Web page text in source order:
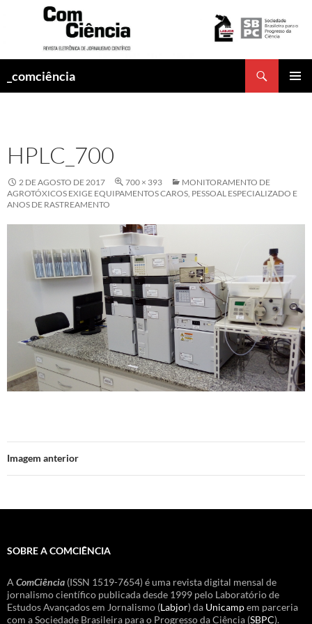
_comciência
HPLC_700
2 DE AGOSTO DE 2017 700 × 393
MONITORAMENTO DE
AGROTÓXICOS EXIGE EQUIPAMENTOS CAROS, PESSOAL ESPECIALIZADO E
ANOS DE RASTREAMENTO
Imagem anterior
SOBRE A COMCIÊNCIA
A ComCiência (ISSN 1519-7654) é uma revista digital mensal de
jornalismo científico publicada desde 1999 pelo Laboratório de
Estudos Avançados em Jornalismo (Labjor) da Unicampem parceria
com a Sociedade Brasileira para o Progresso da Ciência (SBPC).